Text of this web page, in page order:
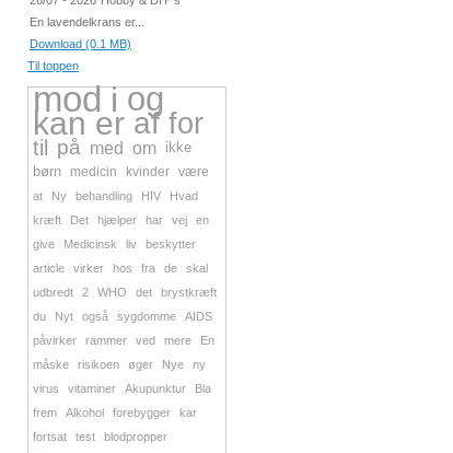
En lavendelkrans er...
Download (0.1 MB)
Til toppen
mod i og
kan er af for
til på med om ikke
børn
medicin kvinder
være
at
Ny behandling HIV
Hvad
kræft
Det hjælper har vej
en
give
Medicinsk liv
beskytter
article
virker hos fra de
skal
udbredt
2 WHO det
brystkræft
du
Nyt også sygdomme
AIDS
påvirker
rammer ved mere
En
måske
risikoen øger Nye
ny
virus
vitaminer Akupunktur
Bla
frem
Alkohol forebygger
kar
fortsat
test
blodpropper